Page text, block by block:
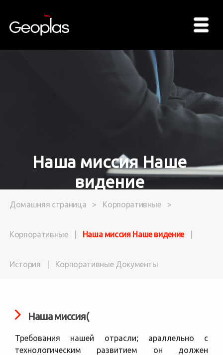
Наша миссия Наше
видение
Домашняя страница > Корпоративные >
Корпоративные Наша миссия Наше видение
История Корпоративные Документы
Наша миссия(
Требования нашей отрасли; араллельно с
технологическим развитием он должен